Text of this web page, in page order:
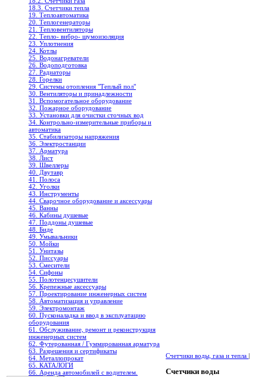
18.3. Счетчики тепла
19. Теплоавтоматика
20. Теплогенераторы
21. Тепловентиляторы
22. Тепло- вибро- шумоизоляция
23. Уплотнения
24. Котлы
25. Водонагреватели
26. Водоподготовка
27. Радиаторы
28. Горелки
29. Системы отопления "Теплый пол"
30. Вентиляторы и принадлежности
31. Вспомогательное оборудование
32. Пожарное оборудование
33. Установки для очистки сточных вод
34. Контрольно-измерительные приборы и
автоматика
35. Стабилизаторы напряжения
36. Электростанции
37. Арматура
38. Лист
39. Швеллеры
40. Двутавр
41. Полоса
42. Уголки
43. Инструменты
44. Сварочное оборудование и аксессуары
45. Ванны
46. Кабины душевые
47. Поддоны душевые
48. Биде
49. Умывальники
50. Мойки
51. Унитазы
52. Писсуары
53. Смесители
54. Сифоны
55. Полотенцесушители
56. Крепежные аксессуары
57. Проектирование инженерных систем
58. Автоматизация и управление
59. Электромонтаж
60. Пусконаладка и ввод в эксплуатацию
оборудования
61. Обслуживание, ремонт и реконструкция
инженерных систем
62. Футерованная / Гуммированная арматура
63. Разрешения и сертификаты
64. Металлопрокат
65. КАТАЛОГИ
66. Аренда автомобилей с водителем.
Счетчики воды, газа и тепла |
Счетчики воды